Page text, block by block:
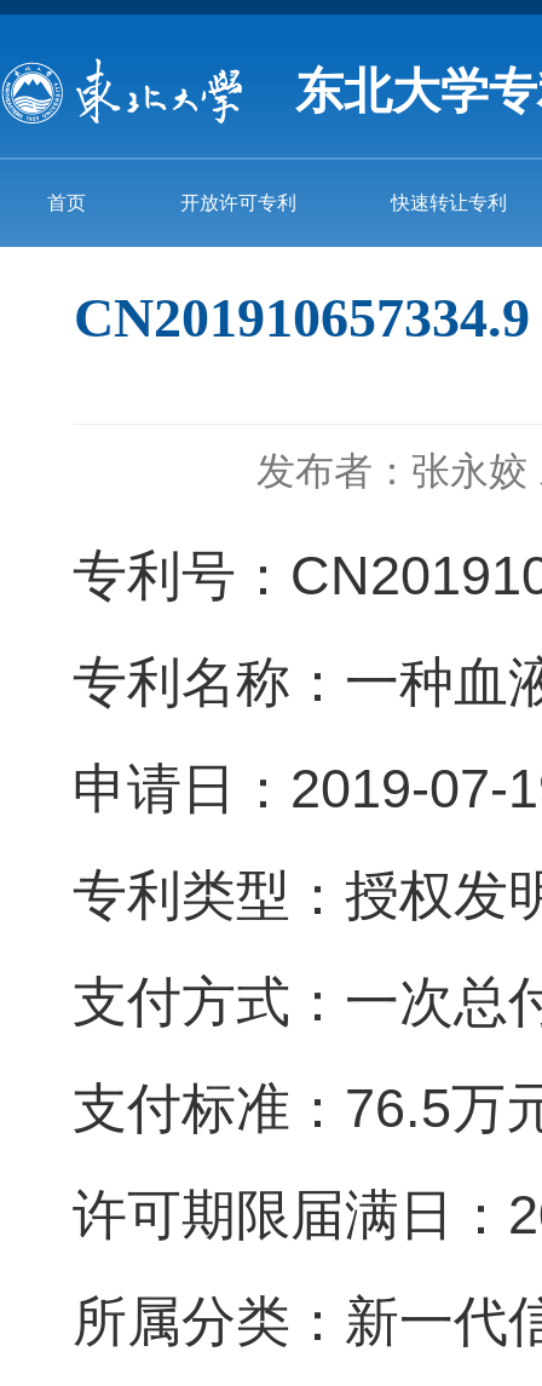
东北大学
首页 开放许可专利 快速转让专利
发布者：张永姣
专利号：
专利名称：一种血
申请日：2019-07-
专利类型：授权发
支付方式：一次总
支付标准：76.5万
许可期限届满日：
所属分类：新一代